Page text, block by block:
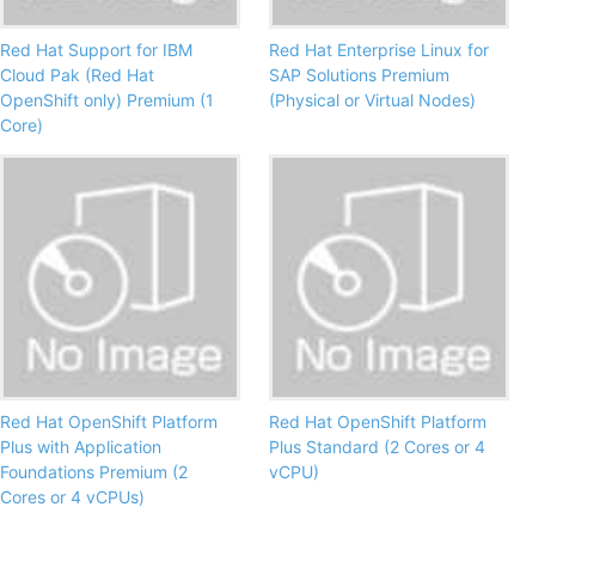
Red Hat Support for IBM
Cloud Pak (Red Hat
OpenShift only) Premium (1
Core)
Red Hat Enterprise Linux for
SAP Solutions Premium
(Physical or Virtual Nodes)
Red Hat OpenShift Platform
Plus with Application
Foundations Premium (2
Cores or 4 vCPUs)
Red Hat OpenShift Platform
Plus Standard (2 Cores or 4
vCPU)